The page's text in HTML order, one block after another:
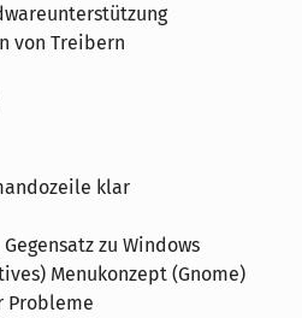
von Treibern
klar
zu Windows
Menukonzept (Gnome)
Probleme